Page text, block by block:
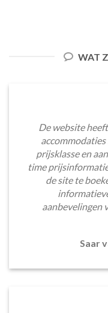
WAT
De website
prijsklasse en
time
de site te
aanbevelingen
Saar